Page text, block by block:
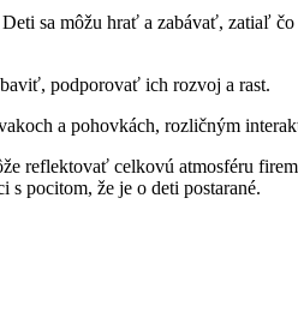
sa môžu hrať a zabávať, zatiaľ
podporovať ich rozvoj a rast.
a pohovkách, rozličným
reflektovať celkovú atmosféru
pocitom, že je o deti postarané.